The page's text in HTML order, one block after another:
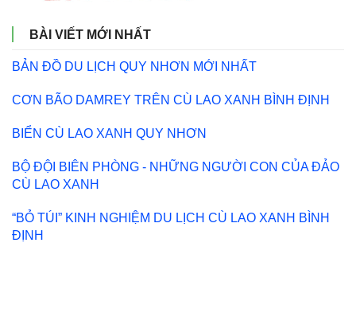
BÀI VIẾT MỚI NHẤT
BẢN ĐỒ DU LỊCH QUY NHƠN MỚI NHẤT
CƠN BÃO DAMREY TRÊN CÙ LAO XANH BÌNH ĐỊNH
BIỂN CÙ LAO XANH QUY NHƠN
BỘ ĐỘI BIÊN PHÒNG - NHỮNG NGƯỜI CON CỦA ĐẢO
CÙ LAO XANH
“BỎ TÚI” KINH NGHIỆM DU LỊCH CÙ LAO XANH BÌNH
ĐỊNH